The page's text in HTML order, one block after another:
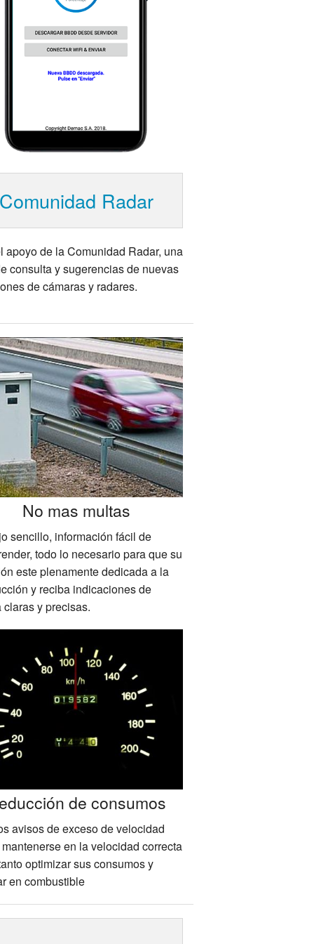
Comunidad Radar
apoyo de la Comunidad Radar, una
consulta y sugerencias de nuevas
de cámaras y radares.
No mas multas
sencillo, información fácil de
todo lo necesario para que su
este plenamente dedicada a la
y reciba indicaciones de
claras y precisas.
de consumos
avisos de exceso de velocidad
en la velocidad correcta
optimizar sus consumos y
en combustible